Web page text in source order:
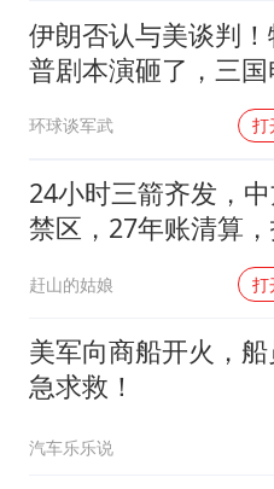
伊朗否认与美谈判！
普剧本演砸了，三国
环球谈军武 打
24小时三箭齐发，
禁区，27年账清算，
赶山的姑娘 打
美军向商船开火，
急求救！
汽车乐乐说